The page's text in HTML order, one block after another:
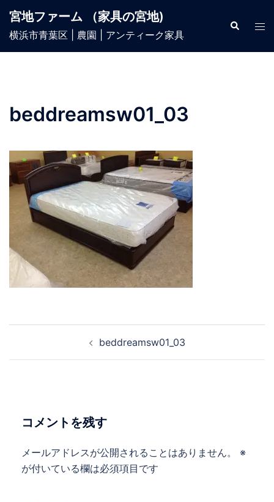
宮地ファーム （家具の宮地)
横浜市青葉区 | 農園 | アンティーク家具
beddreamsw01_03
beddreamsw01_03
コメントを残す
メールアドレスが公開されることはありません。
※
が付いている欄は必須項目です